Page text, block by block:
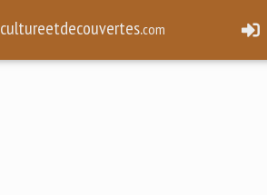
cultureetdecouvertes.com